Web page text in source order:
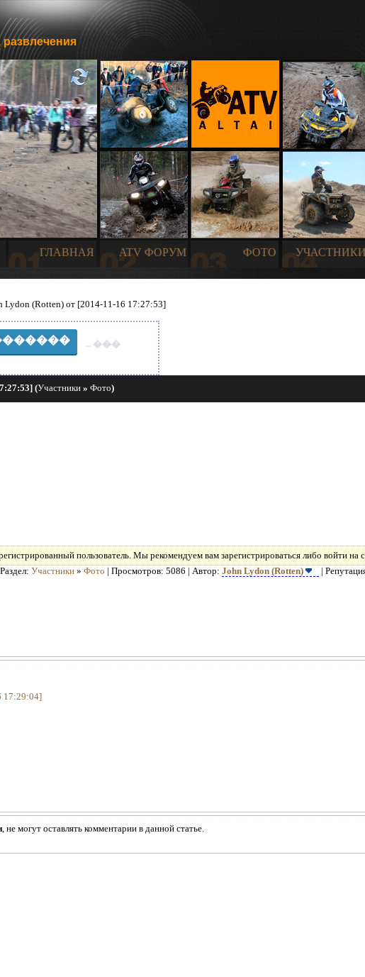
ГЛАВНАЯ ATV ФОРУМ ФОТО УЧАСТНИКИ
Lydon (Rotten) от [2014-11-16 17:27:53]
... ���
(Участники » Фото)
пользователь. Мы рекомендуем вам зарегистрироваться либо войти на
Раздел: Участники » Фото | Просмотров: 5086 | Автор: John Lydon (Rotten) |
17:29:04]
, не могут оставлять комментарии в данной статье.